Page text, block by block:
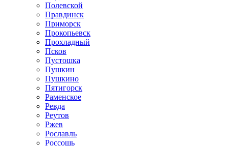
Полевской
Правдинск
Приморск
Прокопьевск
Прохладный
Псков
Пустошка
Пушкин
Пушкино
Пятигорск
Раменское
Ревда
Реутов
Ржев
Рославль
Россошь